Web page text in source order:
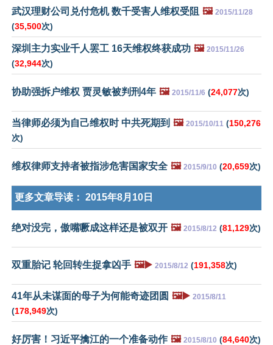
武汉理财公司兑付危机 数千受害人维权受阻 🖼️ 2015/11/28
(35,500次)
深圳主力实业千人罢工 16天维权终获成功 🖼️ 2015/11/26
(32,944次)
协助强拆户维权 贾灵敏被判刑4年 🖼️ 2015/11/6 (24,077次)
当律师必须为自己维权时 中共死期到 🖼️ 2015/10/11 (150,276
次)
维权律师支持者被指涉危害国家安全 🖼️ 2015/9/10 (20,659次)
更多文章导读： 2015年8月10日
绝对没完，傲嘴噘成这样还是被双开 🖼️ 2015/8/12 (81,129次)
双重胎记 轮回转生捉拿凶手 🖼️▶️ 2015/8/12 (191,358次)
41年从未谋面的母子为何能奇迹团圆 🖼️▶️ 2015/8/11
(178,949次)
好厉害！习近平擒江的一个准备动作 🖼️ 2015/8/10 (84,640次)